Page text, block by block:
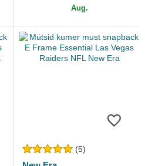
Aug.
(5)